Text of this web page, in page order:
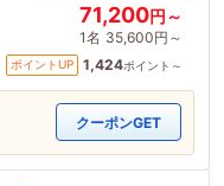
71,200円～
1名 35,600円～
ポイントUP 1,424ポイント～
クーポンGET